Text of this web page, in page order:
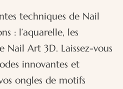
techniques de Nail
: l’aquarelle, les
Nail Art 3D. Laissez-vous
innovantes et
ongles de motifs